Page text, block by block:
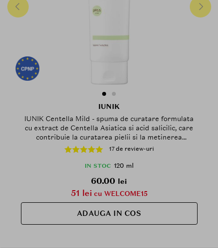
IUNIK
IUNIK Centella Mild - spuma de curatare formulata
cu extract de Centella Asiatica si acid salicilic, care
contribuie la curatarea pielii si la metinerea
confortului cutanat - 120 ml
17 de review-uri
IN STOC 120 ml
60.00 lei
51 lei cu WELCOME15
ADAUGA IN COS